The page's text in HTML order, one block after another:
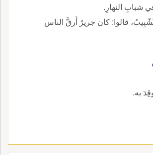
شبابِ النهارِ.
قالوا: كان جريرٌ أَرقَّ الناس
به.